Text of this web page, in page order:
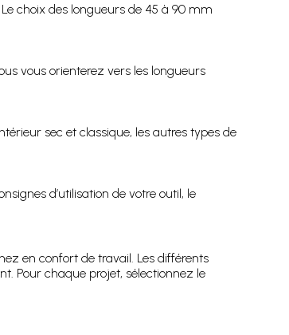
choix des longueurs de 45 à 90 mm
vous orienterez vers les longueurs
sec et classique, les autres types de
d’utilisation de votre outil, le
en confort de travail. Les différents
Pour chaque projet, sélectionnez le